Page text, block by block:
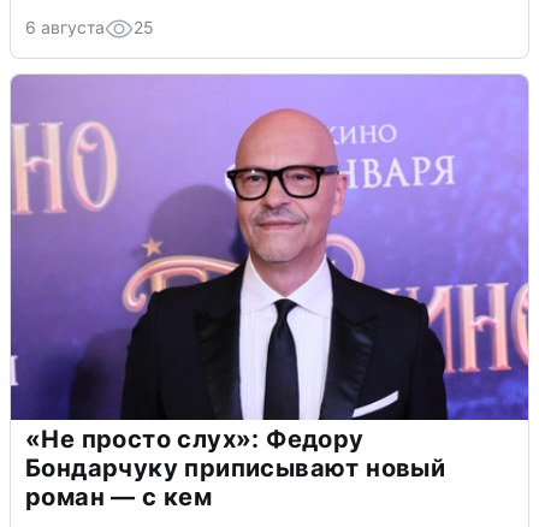
6 августа 25
«Не просто слух»: Федору
Бондарчуку приписывают новый
роман — с кем